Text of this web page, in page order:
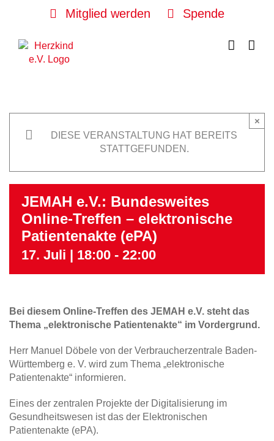
Mitglied werden Spende
DIESE VERANSTALTUNG HAT BEREITS
STATTGEFUNDEN.
×
JEMAH e.V.: Bundesweites
Online-Treffen – elektronische
Patientenakte (ePA)
17. Juli | 18:00 - 22:00
Bei diesem Online-Treffen des JEMAH e.V. steht das
Thema „elektronische Patientenakte“ im Vordergrund.
Herr Manuel Döbele von der Verbraucherzentrale Baden-
Württemberg e. V. wird zum Thema „elektronische
Patientenakte“ informieren.
Eines der zentralen Projekte der Digitalisierung im
Gesundheitswesen ist das der Elektronischen
Patientenakte (ePA).